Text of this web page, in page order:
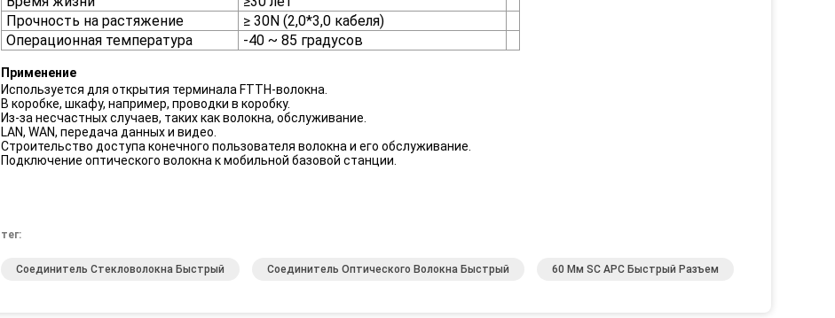
Прочность на растяжение
≥ 30N (2,0*3,0 кабеля)
Операционная температура
-40 ~ 85 градусов
Применение
Используется для открытия терминала FTTH-волокна.
В коробке, шкафу, например, проводки в коробку.
Из-за несчастных случаев, таких как волокна, обслуживание.
LAN, WAN, передача данных и видео.
Строительство доступа конечного пользователя волокна и его обслуживание.
Подключение оптического волокна к мобильной базовой станции.
тег:
Соединитель Стекловолокна Быстрый Соединитель Оптического Волокна Быстрый 60 Мм SC APC Быстрый Разъем